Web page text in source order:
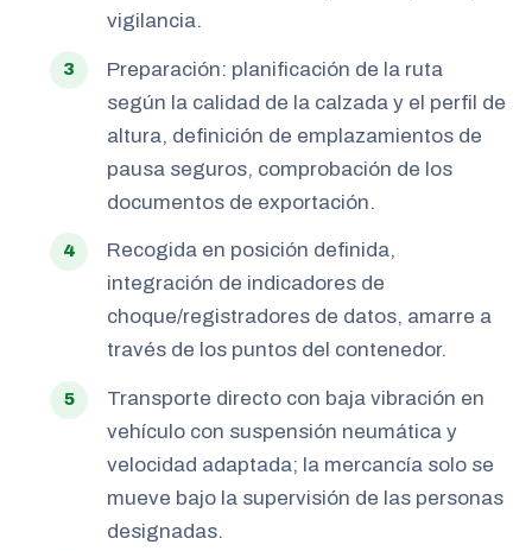
vigilancia.
Preparación: planificación de la ruta
según la calidad de la calzada y el perfil de
altura, definición de emplazamientos de
pausa seguros, comprobación de los
documentos de exportación.
Recogida en posición definida,
integración de indicadores de
choque/registradores de datos, amarre a
través de los puntos del contenedor.
Transporte directo con baja vibración en
vehículo con suspensión neumática y
velocidad adaptada; la mercancía solo se
mueve bajo la supervisión de las personas
designadas.